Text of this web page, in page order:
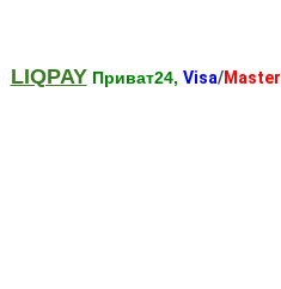
LIQPAY Приват24, Visa/Master